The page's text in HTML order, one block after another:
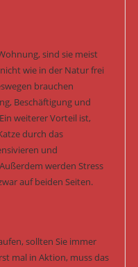
sind sie meist
wie in der Natur frei
brauchen
Beschäftigung und
weiterer Vorteil ist,
durch das
und
werden Stress
auf beiden Seiten.
sollten Sie immer
mal in Aktion, muss das